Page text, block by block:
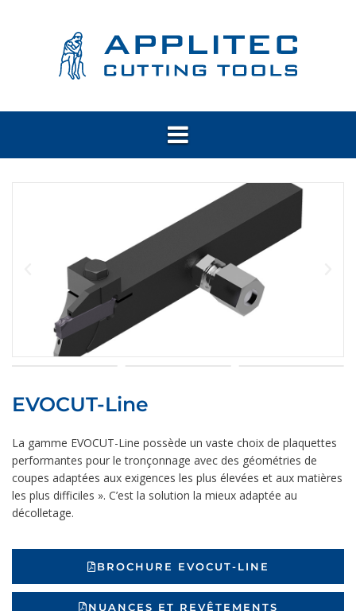
EVOCUT-Line
La gamme EVOCUT-Line possède un vaste choix de plaquettes
performantes pour le tronçonnage avec des géométries de
coupes adaptées aux exigences les plus élevées et aux matières
les plus difficiles ». C’est la solution la mieux adaptée au
décolletage.
BROCHURE EVOCUT-LINE
NUANCES ET REVÊTEMENTS